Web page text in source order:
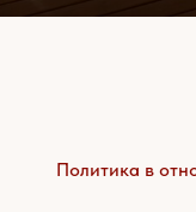
Политика в